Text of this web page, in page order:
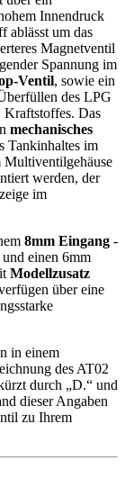
Innendruck
ablässt um das
Magnetventil
Spannung im
Ventil, sowie ein
des LPG
Kraftstoffes. Das
mechanisches
Tankinhaltes im
Multiventilgehäuse
werden, der
im
8mm Eingang -
einen 6mm
Modellzusatz
über eine
in einem
des AT02
durch „D.“ und
dieser Angaben
zu Ihrem